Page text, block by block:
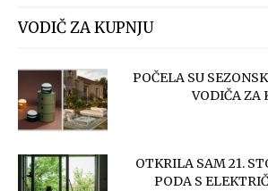
VODIČ ZA KUPNJU
POČELA SU
VODIČA ZA
OTKRILA SAM 21.
PODA S